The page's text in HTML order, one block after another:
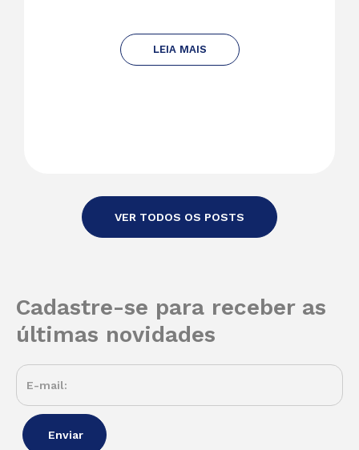
LEIA MAIS
VER TODOS OS POSTS
Cadastre-se para receber as
últimas novidades